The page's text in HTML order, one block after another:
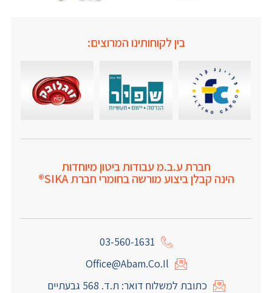
בין לקוחותינו המרוצים:
חברת ע.ב.מ עבודות ביטון מיוחדות
הינה קבלן ביצוע מורשה בחומרי חברת SIKA®
03-560-1631
Office@abam.co.il
כתובת למשלוח דואר: ת.ד. 568 גבעתיים